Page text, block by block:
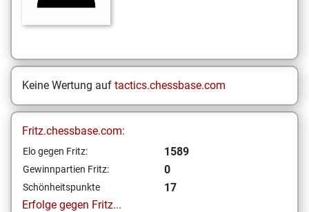
Keine Wertung auf tactics.chessbase.com
Fritz.chessbase.com:
Elo gegen Fritz: 1589
Gewinnpartien Fritz: 0
Schönheitspunkte
17
Erfolge gegen Fritz...